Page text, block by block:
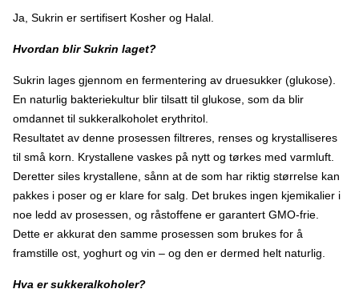
Ja, Sukrin er sertifisert Kosher og Halal.
Hvordan blir Sukrin laget?
Sukrin lages gjennom en fermentering av druesukker (glukose).
En naturlig bakteriekultur blir tilsatt til glukose, som da blir
omdannet til sukkeralkoholet erythritol.
Resultatet av denne prosessen filtreres, renses og krystalliseres
til små korn. Krystallene vaskes på nytt og tørkes med varmluft.
Deretter siles krystallene, sånn at de som har riktig størrelse kan
pakkes i poser og er klare for salg. Det brukes ingen kjemikalier i
noe ledd av prosessen, og råstoffene er garantert GMO-frie.
Dette er akkurat den samme prosessen som brukes for å
framstille ost, yoghurt og vin – og den er dermed helt naturlig.
Hva er sukkeralkoholer?